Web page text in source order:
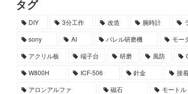
タグ
DIY 3分工作 改造 腕時計
sony
AI バレル研磨機
モー
アクリル板
端子台 研磨 風防
W800H
ICF-506 針金
接
アロンアルファ
磁石
モートル